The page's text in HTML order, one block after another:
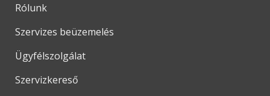
Rólunk
Szervizes beüzemelés
Ügyfélszolgálat
Szervizkereső